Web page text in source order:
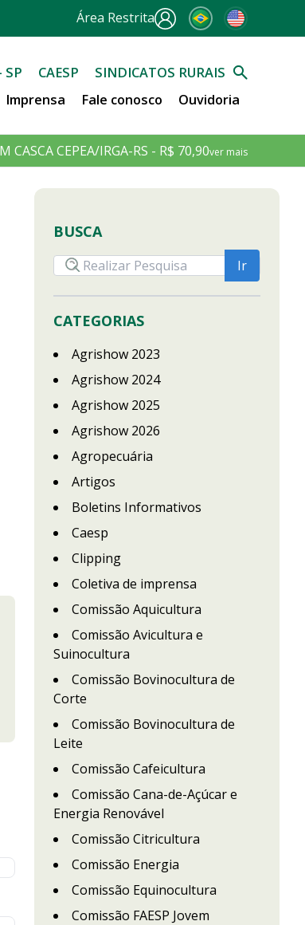
Área Restrita
SP CAESP
SINDICATOS RURAIS
Imprensa Fale conosco Ouvidoria
CASCA CEPEA/IRGA-RS - R$ 70,90ver mais
BUSCA
CATEGORIAS
Agrishow 2023
Agrishow 2024
Agrishow 2025
Agrishow 2026
Agropecuária
Artigos
Boletins Informativos
Caesp
Clipping
Coletiva de imprensa
Comissão Aquicultura
Comissão Avicultura e
Suinocultura
Comissão Bovinocultura de
Corte
Comissão Bovinocultura de
Leite
Comissão Cafeicultura
Comissão Cana-de-Açúcar e
Energia Renovável
Comissão Citricultura
Comissão Energia
Comissão Equinocultura
Comissão FAESP Jovem